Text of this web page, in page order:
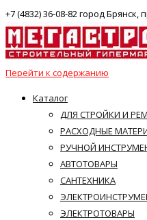
+7 (4832) 36-08-82 город
Перейти к содержанию
Каталог
ДЛЯ СТРОЙКИ И
РАСХОДНЫЕ
РУЧНОЙ
АВТОТОВАРЫ
САНТЕХНИКА
ЭЛЕКТРОТОВАРЫ